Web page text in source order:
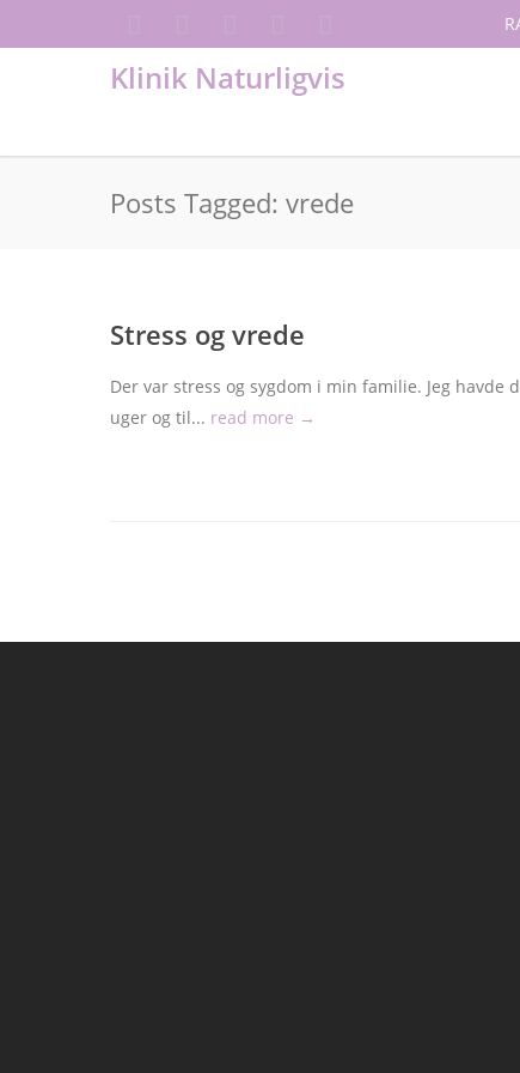
Klinik Naturligvis
Posts Tagged: vrede
Stress og vrede
Der var stress og sygdom i min familie. Jeg havde
uger og til... read more →